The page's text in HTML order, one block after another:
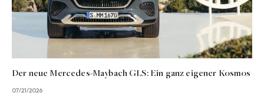
Der neue Mercedes-Maybach GLS: Ein ganz eigener Kosmos
07/21/2026